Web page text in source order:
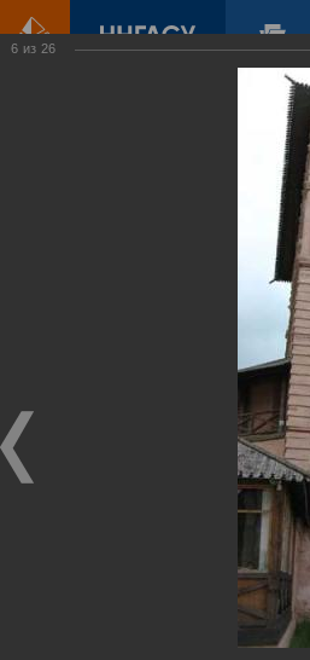
Суздаль 2011
выставки
6 из 26